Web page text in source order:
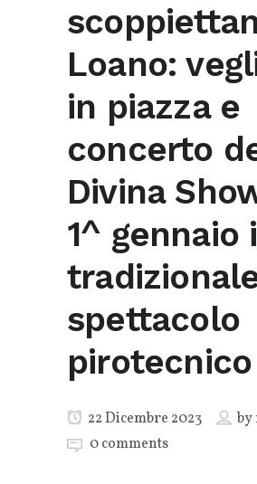
Loano:
in piazza e
concerto
Divina
1^ gennaio
spettacolo
pirotecnico
22 Dicembre 2023 by
0 comments